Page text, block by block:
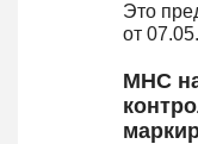
Это
от
МНС